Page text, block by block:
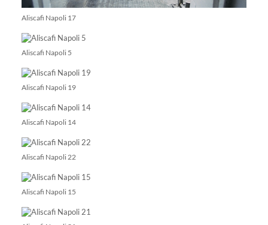
Aliscafi Napoli 17
Aliscafi Napoli 5
Aliscafi Napoli 19
Aliscafi Napoli 14
Aliscafi Napoli 22
Aliscafi Napoli 15